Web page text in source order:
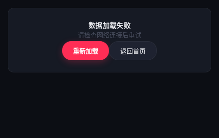
⚠️
数据加载失败
请检查网络连接后重试
重新加载 返回首页